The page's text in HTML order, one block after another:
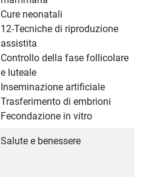
Cure neonatali
12-Tecniche di riproduzione
assistita
Controllo della fase follicolare
e luteale
Inseminazione artificiale
Trasferimento di embrioni
Fecondazione in vitro
Salute e benessere